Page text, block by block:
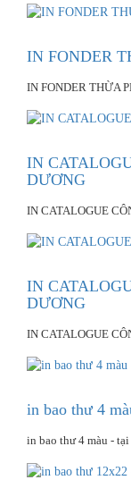
IN FONDER
IN FONDER THỪA
IN
DƯƠNG
IN CATALOGUE
IN
DƯƠNG
IN CATALOGUE
in bao thư 4
in bao thư 4 màu -